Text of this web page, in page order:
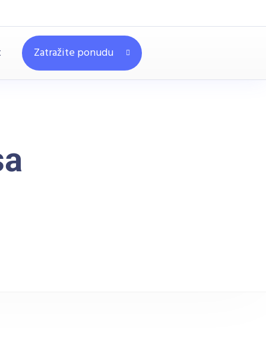
Zatražite ponudu